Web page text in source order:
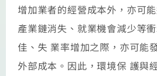
增加業者的經營成本外，亦可
產業鏈消失、就業機會減少等
佳、失 業率增加之際，亦可能
外部成本。因此，環境保 護與